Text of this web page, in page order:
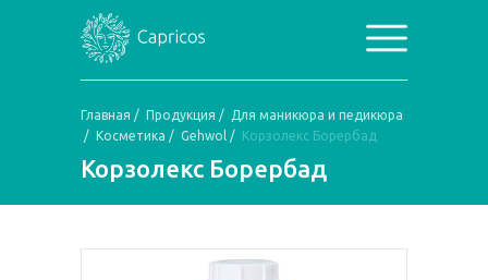
Главная / Продукция / Для маникюра и педикюра
/ Косметика / Gehwol / Корзолекс Борербад
Корзолекс Борербад